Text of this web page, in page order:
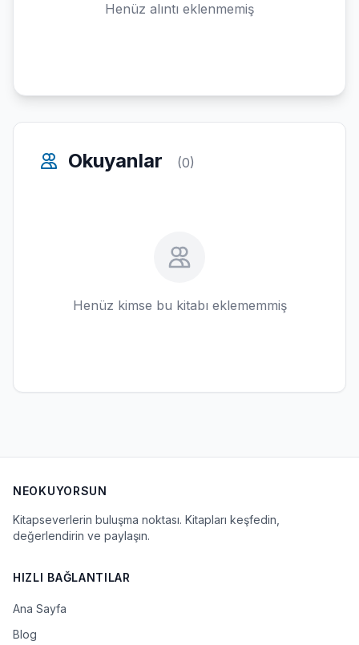
Henüz alıntı eklenmemiş
Okuyanlar (0)
Henüz kimse bu kitabı eklememmiş
NEOKUYORSUN
Kitapseverlerin buluşma noktası. Kitapları keşfedin,
değerlendirin ve paylaşın.
HIZLI BAĞLANTILAR
Ana Sayfa
Blog